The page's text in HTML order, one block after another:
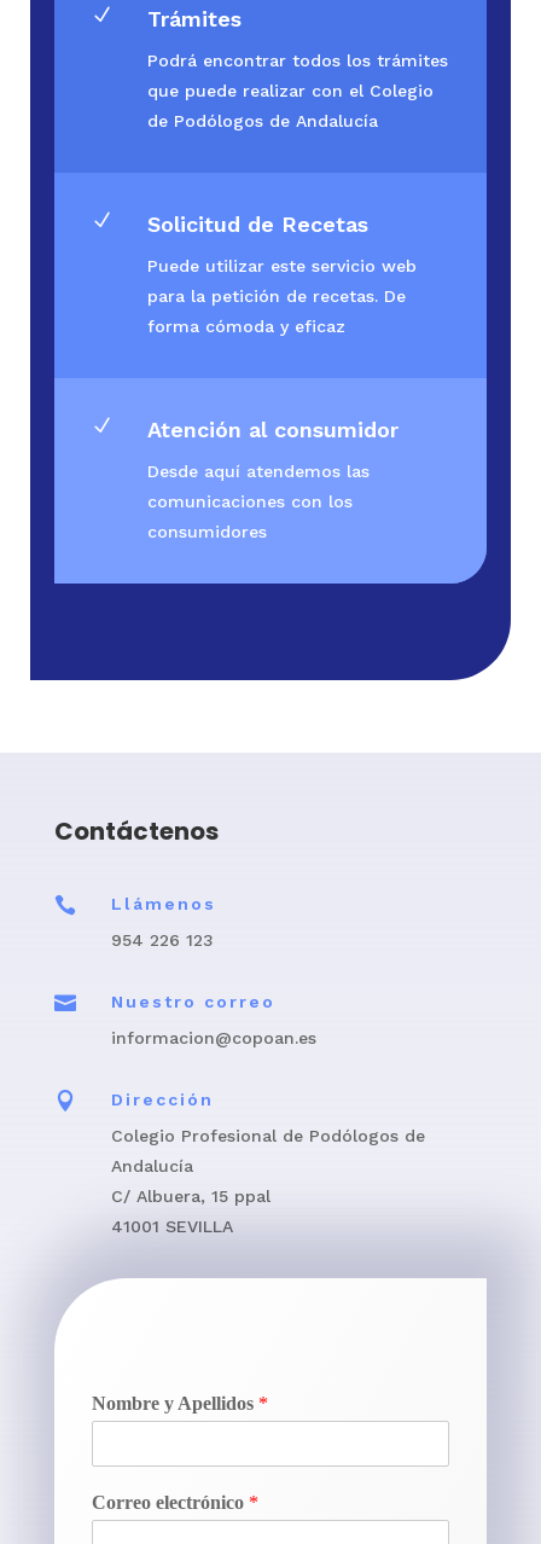
N Trámites
Podrá encontrar todos los trámites
que puede realizar con el Colegio
de Podólogos de Andalucía
N Solicitud de Recetas
Puede utilizar este servicio web
para la petición de recetas. De
forma cómoda y eficaz
N Atención al consumidor
Desde aquí atendemos las
comunicaciones con los
consumidores
Contáctenos

Llámenos
954 226 123

Nuestro correo
informacion@copoan.es

Dirección
Colegio Profesional de Podólogos de
Andalucía
C/ Albuera, 15 ppal
41001 SEVILLA
Nombre y Apellidos *
Correo electrónico *